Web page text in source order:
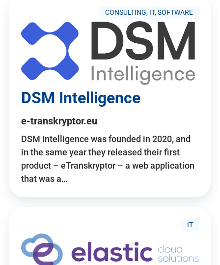
CONSULTING, IT, SOFTWARE
DSM Intelligence
e-transkryptor.eu
DSM Intelligence was founded in 2020, and
in the same year they released their first
product – eTranskryptor – a web application
that was a…
IT